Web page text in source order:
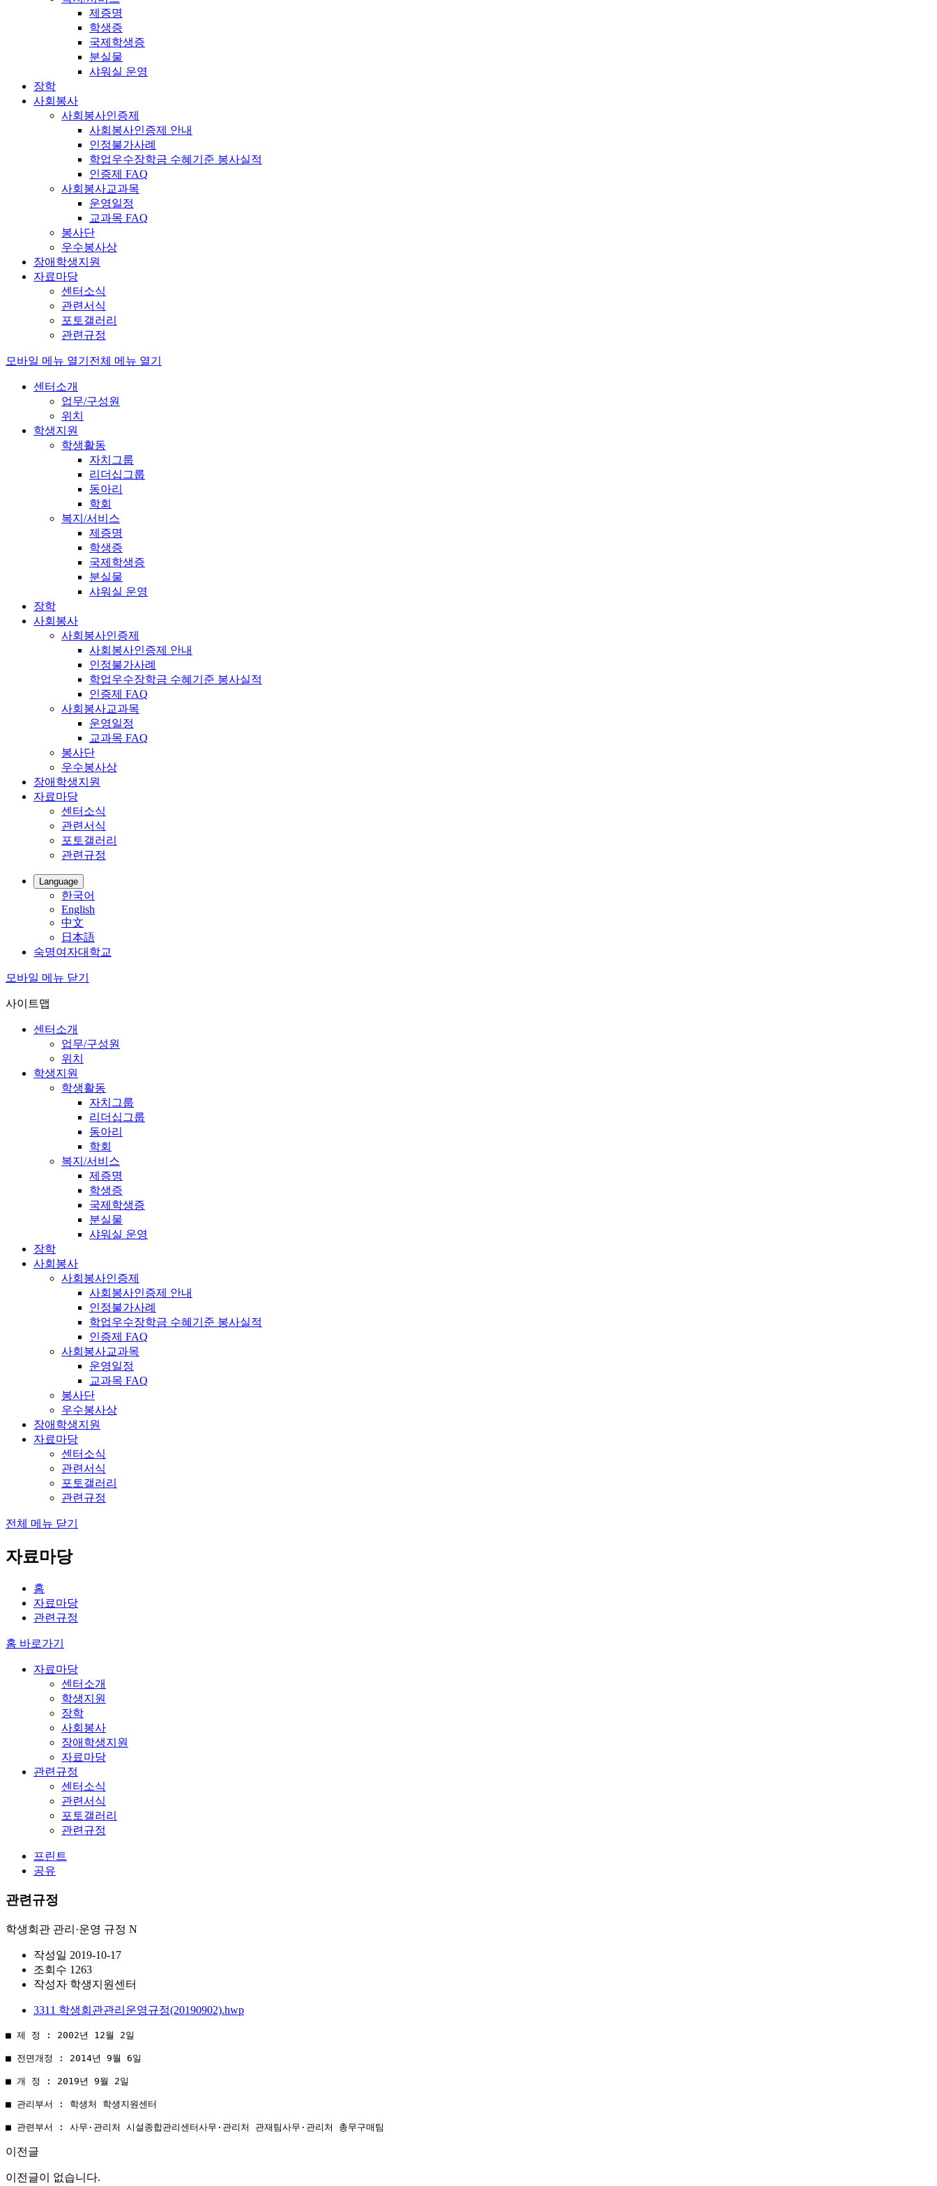
제증명
학생증
국제학생증
분실물
샤워실 운영
장학
사회봉사
사회봉사인증제
사회봉사인증제 안내
인정불가사례
학업우수장학금 수혜기준 봉사실적
인증제 FAQ
사회봉사교과목
운영일정
교과목 FAQ
봉사단
우수봉사상
장애학생지원
자료마당
센터소식
관련서식
포토갤러리
관련규정
모바일 메뉴 열기 전체 메뉴 열기
센터소개
업무/구성원
위치
학생지원
학생활동
자치그룹
리더십그룹
동아리
학회
복지/서비스
제증명
학생증
국제학생증
분실물
샤워실 운영
장학
사회봉사
사회봉사인증제
사회봉사인증제 안내
인정불가사례
학업우수장학금 수혜기준 봉사실적
인증제 FAQ
사회봉사교과목
운영일정
교과목 FAQ
봉사단
우수봉사상
장애학생지원
자료마당
센터소식
관련서식
포토갤러리
관련규정
Language
한국어
English
中文
日本語
숙명여자대학교
모바일 메뉴 닫기
사이트맵
센터소개
업무/구성원
위치
학생지원
학생활동
자치그룹
리더십그룹
동아리
학회
복지/서비스
제증명
학생증
국제학생증
분실물
샤워실 운영
장학
사회봉사
사회봉사인증제
사회봉사인증제 안내
인정불가사례
학업우수장학금 수혜기준 봉사실적
인증제 FAQ
사회봉사교과목
운영일정
교과목 FAQ
봉사단
우수봉사상
장애학생지원
자료마당
센터소식
관련서식
포토갤러리
관련규정
전체 메뉴 닫기
자료마당
홈
자료마당
관련규정
홈 바로가기
자료마당
센터소개
학생지원
장학
사회봉사
장애학생지원
자료마당
관련규정
센터소식
관련서식
포토갤러리
관련규정
프린트
공유
관련규정
학생회관 관리·운영 규정 N
작성일 2019-10-17
조회수 1263
작성자 학생지원센터
3311 학생회관관리운영규정(20190902).hwp
■ 제 정 : 2002년 12월 2일
■ 전면개정 : 2014년 9월 6일
■ 개 정 : 2019년 9월 2일
■ 관리부서 : 학생처 학생지원센터
■ 관련부서 : 사무·관리처 시설종합관리센터사무·관리처 관재팀사무·관리처 총무구매팀
이전글
이전글이 없습니다.